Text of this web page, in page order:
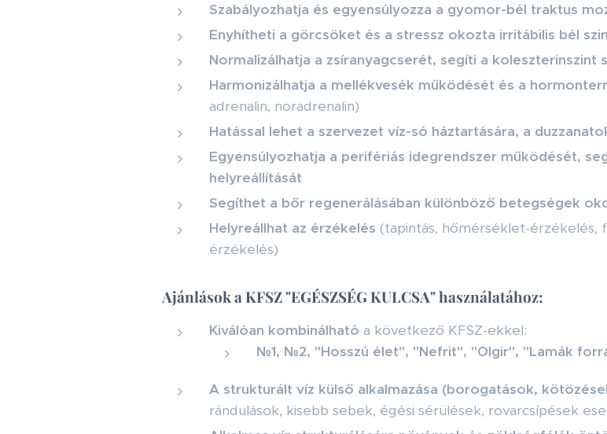
Szabályozhatja és egyensúlyozza a gyomor-bél traktus
Enyhítheti a görcsöket és a stressz okozta irritábilis bél
Normalizálhatja a zsíranyagcserét, segíti a koleszterinszint
Harmonizálhatja a mellékvesék működését és a
adrenalin, noradrenalin)
Hatással lehet a szervezet víz-só háztartására, a
Egyensúlyozhatja a perifériás idegrendszer működését,
helyreállítását
Segíthet a bőr regenerálásában különböző betegségek
Helyreállhat az érzékelés (tapintás, hőmérséklet-érzékelés,
érzékelés)
Ajánlások a KFSZ "EGÉSZSÉG KULCSA" használatához:
Kiválóan kombinálható a következő KFSZ-ekkel:
№1, №2, "Hosszú élet", "Nefrit", "Olgir", "Lamák
A strukturált víz külső alkalmazása (borogatások,
rándulások, kisebb sebek, égési sérülések, rovarcsípések